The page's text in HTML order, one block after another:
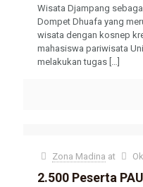
Wisata Djampang
Dompet Dhuafa yang
wisata dengan kosnep
mahasiswa pariwisata
melakukan tugas […]
Zona Madina at
2.500 Peserta